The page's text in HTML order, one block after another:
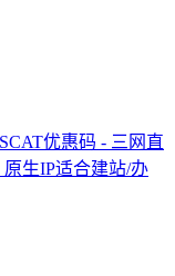
优惠码 - 三网直
生IP适合建站/办